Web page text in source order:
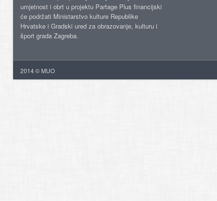
umjetnost i obrt u projektu Partage Plus financijski
će podržati Ministarstvo kulture Republike
Hrvatske i Gradski ured za obrazovanje, kulturu i
šport grada Zagreba.
2014 © MUO